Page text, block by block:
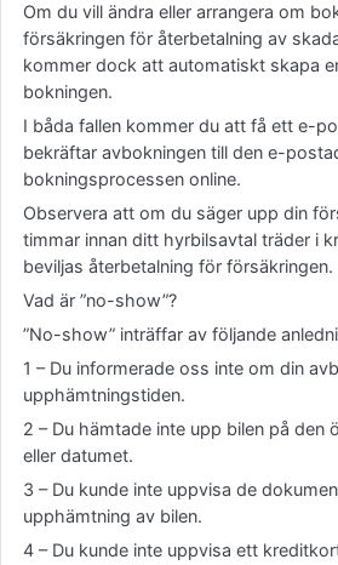
Om du vill ändra eller arrangera om
försäkringen för återbetalning av
kommer dock att automatiskt skapa
bokningen.
I båda fallen kommer du att få ett e-
bekräftar avbokningen till den e-
bokningsprocessen online.
Observera att om du säger upp din
timmar innan ditt hyrbilsavtal träder i
beviljas återbetalning för försäkringen.
Vad är ”no-show”?
”No-show” inträffar av följande
1 – Du informerade oss inte om din
upphämtningstiden.
2 – Du hämtade inte upp bilen på den
eller datumet.
3 – Du kunde inte uppvisa de
upphämtning av bilen.
4 – Du kunde inte uppvisa ett